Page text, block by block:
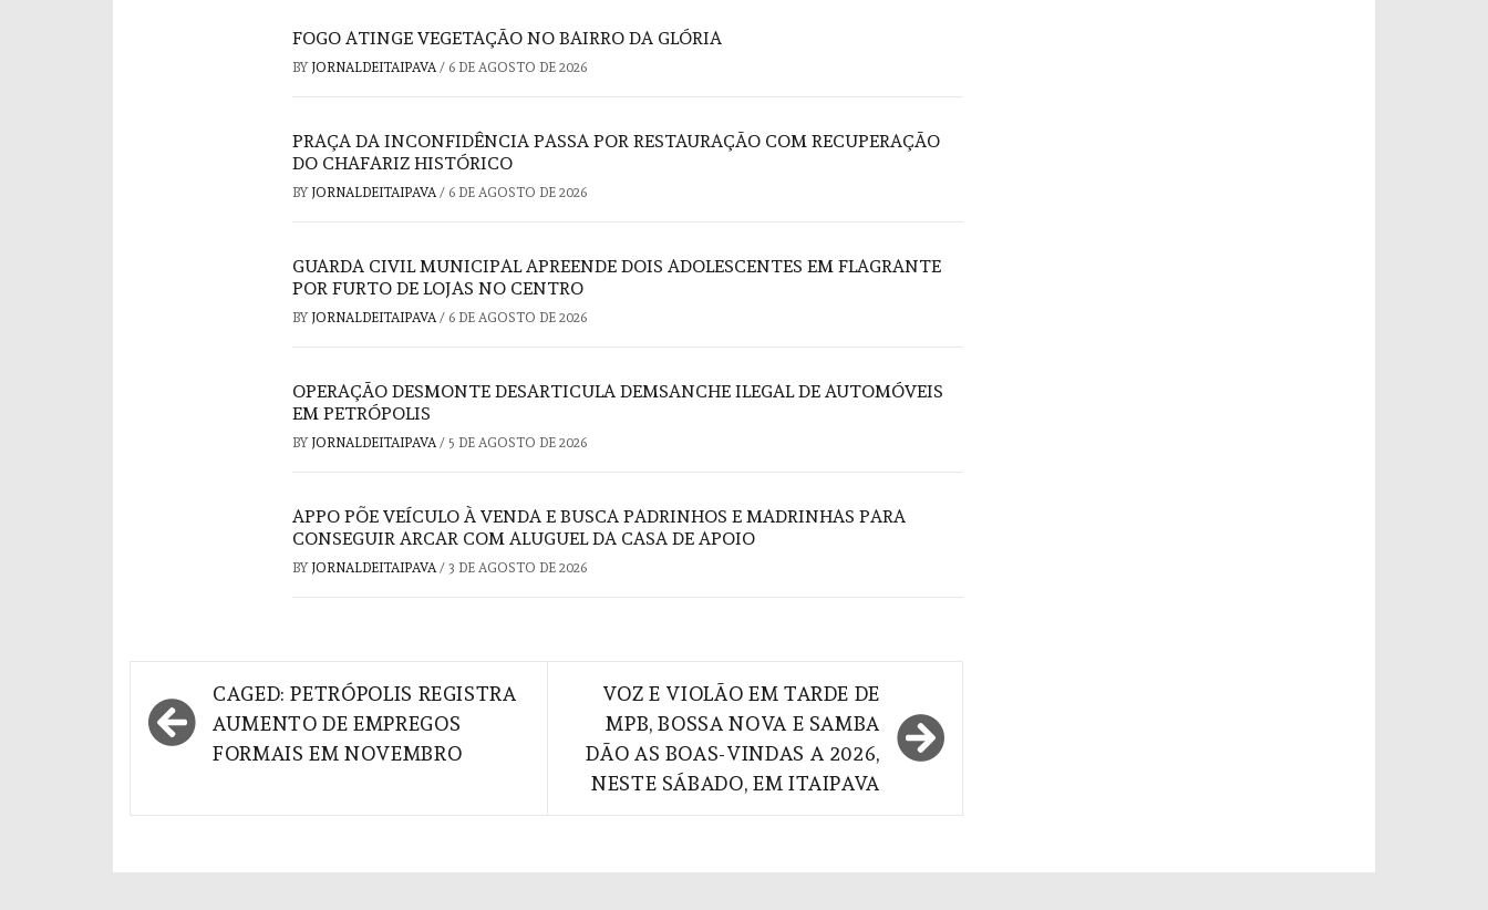
FOGO ATINGE VEGETAÇÃO NO BAIRRO DA GLÓRIA
BY JORNALDEITAIPAVA / 6 DE AGOSTO DE 2026
PRAÇA DA INCONFIDÊNCIA PASSA POR RESTAURAÇÃO COM RECUPERAÇÃO
DO CHAFARIZ HISTÓRICO
BY JORNALDEITAIPAVA / 6 DE AGOSTO DE 2026
GUARDA CIVIL MUNICIPAL APREENDE DOIS ADOLESCENTES EM FLAGRANTE
POR FURTO DE LOJAS NO CENTRO
BY JORNALDEITAIPAVA / 6 DE AGOSTO DE 2026
OPERAÇÃO DESMONTE DESARTICULA DEMSANCHE ILEGAL DE AUTOMÓVEIS
EM PETRÓPOLIS
BY JORNALDEITAIPAVA / 5 DE AGOSTO DE 2026
APPO PÕE VEÍCULO À VENDA E BUSCA PADRINHOS E MADRINHAS PARA
CONSEGUIR ARCAR COM ALUGUEL DA CASA DE APOIO
BY JORNALDEITAIPAVA / 3 DE AGOSTO DE 2026
Navegação
de
CAGED: PETRÓPOLIS REGISTRA
AUMENTO DE EMPREGOS
FORMAIS EM NOVEMBRO
VOZ E VIOLÃO EM TARDE DE
MPB, BOSSA NOVA E SAMBA
DÃO AS BOAS-VINDAS A 2026,
NESTE SÁBADO, EM ITAIPAVA